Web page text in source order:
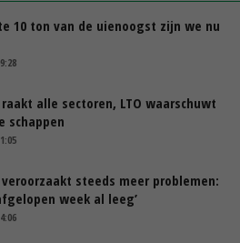
10 ton van de uienoogst zijn we nu
alle sectoren, LTO waarschuwt
schappen
steeds meer problemen:
week al leeg’